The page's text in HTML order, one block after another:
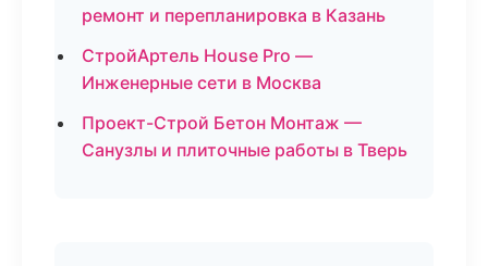
ремонт и перепланировка в Казань
СтройАртель House Pro —
Инженерные сети в Москва
Проект-Строй Бетон Монтаж —
Санузлы и плиточные работы в Тверь